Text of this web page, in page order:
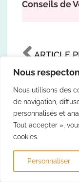
Nous
Nous utilisons des
de navigation,
personnalisés et
Tout accepter »,
cookies.
Personnaliser
Conseils de
Partage-le
Lâche un com'